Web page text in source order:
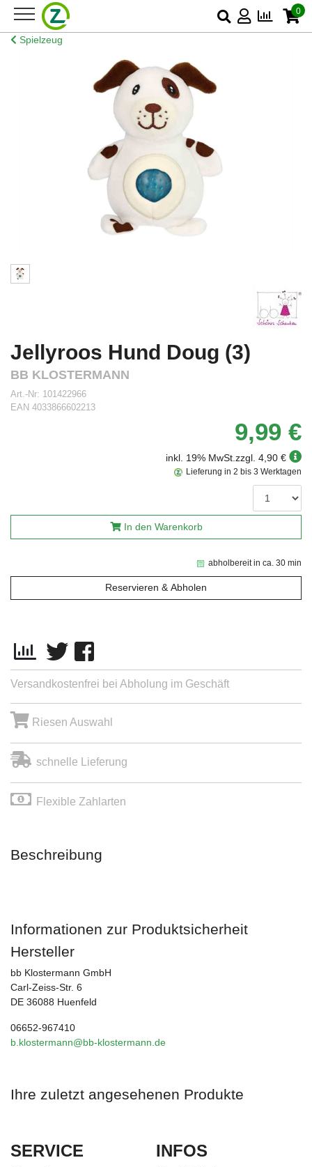
0
Spielzeug
Jellyroos Hund Doug (3)
BB KLOSTERMANN
Art.-Nr: 101422966
EAN 4033866602213
9,99 €
inkl. 19% MwSt.zzgl. 4,90 €
abholbereit in ca. 30 min
Reservieren & Abholen
Lieferung in 2 bis 3 Werktagen
In den Warenkorb
Versandkostenfrei bei Abholung im Geschäft
Riesen Auswahl
schnelle Lieferung
Flexible Zahlarten
Beschreibung
Informationen zur Produktsicherheit
Hersteller
bb Klostermann GmbH
Carl-Zeiss-Str. 6
DE 36088 Huenfeld
06652-967410
b.klostermann@bb-klostermann.de
Ihre zuletzt angesehenen Produkte
SERVICE INFOS